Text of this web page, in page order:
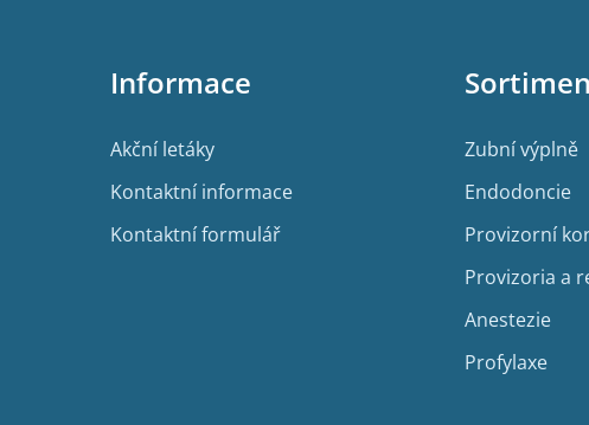
Informace
Akční letáky
Kontaktní informace
Kontaktní formulář
Zubní výplně
Endodoncie
Provizorní
Provizoria a
Anestezie
Profylaxe